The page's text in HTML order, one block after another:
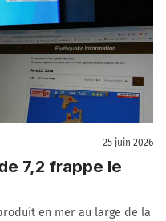
25 juin 2026
7,2 frappe le
en mer au large de la